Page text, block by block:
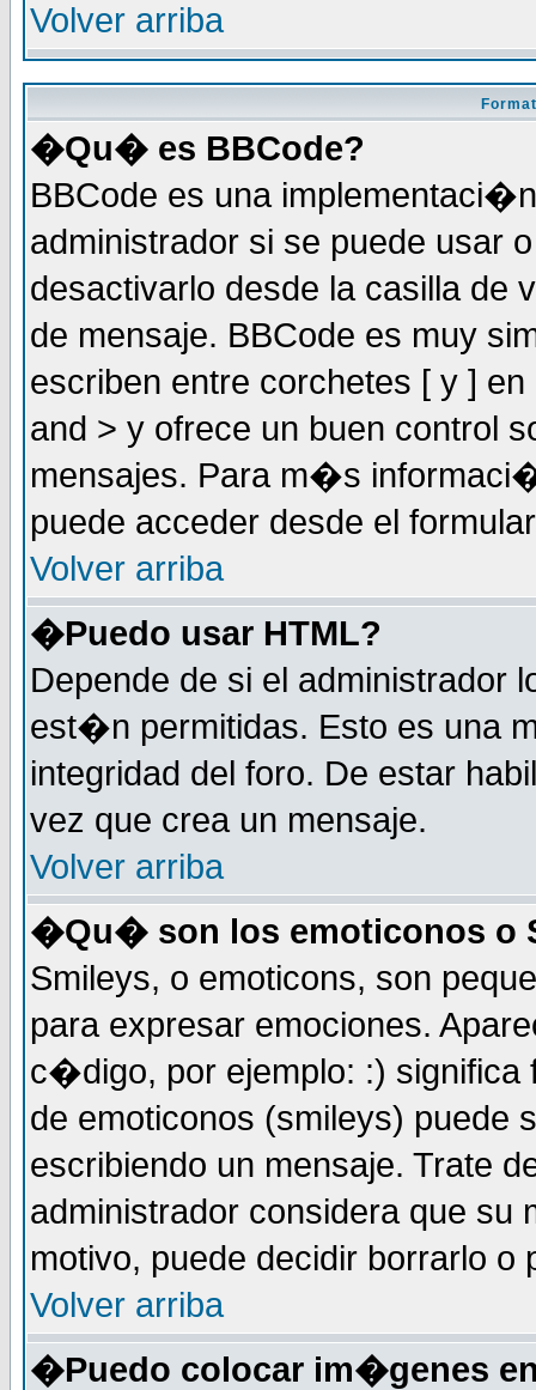
Volver arriba
�Qu� es BBCode?
BBCode es una
administrador si se puede usar
desactivarlo desde la casilla de
de mensaje. BBCode es muy
escriben entre corchetes [ y ]
and > y ofrece un buen control
mensajes. Para m�s
puede acceder desde el
Volver arriba
�Puedo usar HTML?
Depende de si el
est�n permitidas. Esto es una
integridad del foro. De estar
vez que crea un mensaje.
Volver arriba
�Qu� son los emoticonos o
Smileys, o emoticons, son
para expresar emociones.
c�digo, por ejemplo: :) significa
de emoticonos (smileys)
escribiendo un mensaje. Trate
administrador considera que su
motivo, puede decidir borrarlo o
Volver arriba
�Puedo colocar im�genes